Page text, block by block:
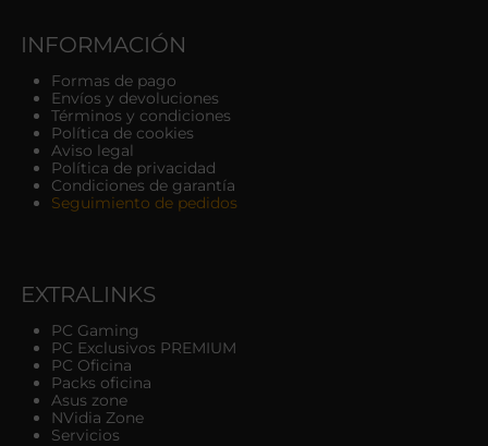
INFORMACIÓN
Formas de pago
Envíos y devoluciones
Términos y condiciones
Política de cookies
Aviso legal
Política de privacidad
Condiciones de garantía
Seguimiento de pedidos
EXTRALINKS
PC Gaming
PC Exclusivos PREMIUM
PC Oficina
Packs oficina
Asus zone
NVidia Zone
Servicios